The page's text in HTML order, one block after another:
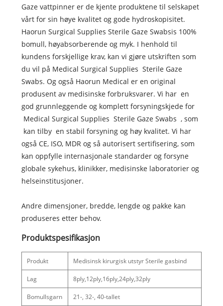
Gaze vattpinner er de kjente produktene til selskapet
vårt for sin høye kvalitet og gode hydroskopisitet.
Haorun Surgical Supplies Sterile Gaze Swabsis 100%
bomull, høyabsorberende og myk. I henhold til
kundens forskjellige krav, kan vi gjøre utskriften som
du vil på Medical Surgical Supplies Sterile Gaze
Swabs. Og også Haorun Medical er en original
produsent av medisinske forbruksvarer. Vi har en
god grunnleggende og komplett forsyningskjede for
Medical Surgical Supplies Sterile Gaze Swabs , som
kan tilby en stabil forsyning og høy kvalitet. Vi har
også CE, ISO, MDR og så autorisert sertifisering, som
kan oppfylle internasjonale standarder og forsyne
globale sykehus, klinikker, medisinske laboratorier og
helseinstitusjoner.
Andre dimensjoner, bredde, lengde og pakke kan
produseres etter behov.
Produktspesifikasjon
Produkt Medisinsk kirurgisk utstyr Sterile gasbind
Lag 8ply,12ply,16ply,24ply,32ply
Bomullsgarn 21-, 32-, 40-tallet